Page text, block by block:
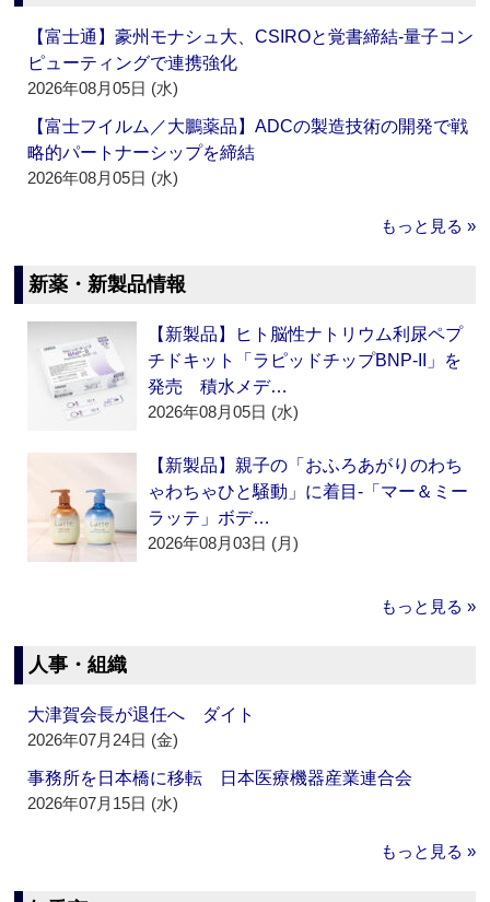
【富士通】豪州モナシュ大、CSIROと覚書締結‐量子コン
ピューティングで連携強化
2026年08月05日 (水)
【富士フイルム／大鵬薬品】ADCの製造技術の開発で戦
略的パートナーシップを締結
2026年08月05日 (水)
もっと見る »
新薬・新製品情報
【新製品】ヒト脳性ナトリウム利尿ペプ
チドキット「ラピッドチップBNP-II」を
発売 積水メデ…
2026年08月05日 (水)
【新製品】親子の「おふろあがりのわち
ゃわちゃひと騒動」に着目‐「マー＆ミー
ラッテ」ボデ…
2026年08月03日 (月)
もっと見る »
人事・組織
大津賀会長が退任へ ダイト
2026年07月24日 (金)
事務所を日本橋に移転 日本医療機器産業連合会
2026年07月15日 (水)
もっと見る »